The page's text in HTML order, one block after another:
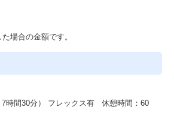
場合の金額です。
7時間30分） フレックス有 休憩時間：60